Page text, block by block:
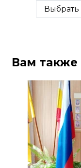
Рубрики
Вам также